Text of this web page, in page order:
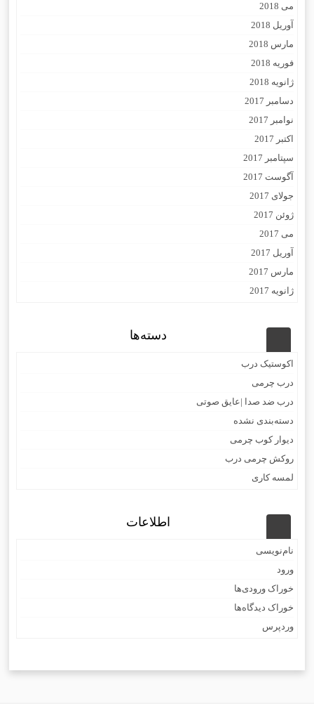
می 2018
آوریل 2018
مارس 2018
فوریه 2018
ژانویه 2018
دسامبر 2017
نوامبر 2017
اکتبر 2017
سپتامبر 2017
آگوست 2017
جولای 2017
ژوئن 2017
می 2017
آوریل 2017
مارس 2017
ژانویه 2017
دسته‌ها
اکوستیک درب
درب چرمی
درب ضد صدا |عایق صوتی
دسته‌بندی نشده
دیوار کوب چرمی
روکش چرمی درب
لمسه کاری
اطلاعات
نام‌نویسی
ورود
خوراک ورودی‌ها
خوراک دیدگاه‌ها
وردپرس